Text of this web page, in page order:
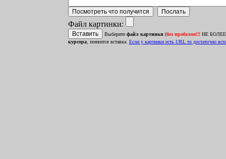
Файл картинки:
Выберите файл картинки(без пробелов!!!НЕ БОЛЕЕ
курсора, появится вставка. Ecли у картинки есть URL то достаточно